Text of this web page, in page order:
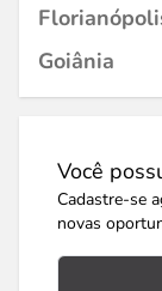
Goiânia
Você
Cadastre-se
novas